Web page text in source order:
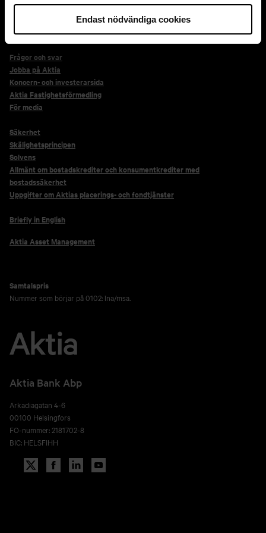
Endast nödvändiga cookies
ring endast detta nummer ifall det efterfrågas.
Genvägar
Frågor och svar
Jobba på Aktia
Koncern- och investerarsida
Aktia Fastighetsförmedling
För media
Säkerhet
Skälighetsprincipen
Solvens
Allmänt om bostadskrediter och konsumentkrediter med
bostadssäkerhet
Uppgifter om Aktias placerings- och fondtjänster
Briefly in English
Aktia Asset Management
Samtalspris
Nummer som börjar på 0102: lna/msa.
Aktia Bank Abp
Arkadiagatan 4-6
00100 Helsingfors
FO-nummer: 2181702-8
BIC: HELSFIHH